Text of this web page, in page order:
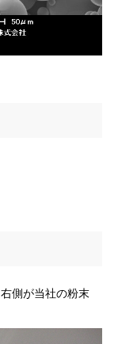
側が当社の粉末